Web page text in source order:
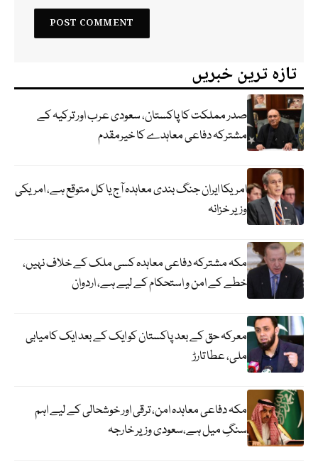
تازہ ترین خبریں
صدر مملکت کا پاکستان، سعودی عرب اور ترکیہ کے
مشترکہ دفاعی معاہدے کا خیرمقدم
امریکا ایران جنگ بندی معاہدہ آج یا کل متوقع ہے، امریکی
وزیر خزانہ
مکہ مشترکہ دفاعی معاہدہ کسی ملک کے خلاف نہیں،
خطے کے امن و استحکام کے لیے ہے، اردوان
معرکہ حق کے بعد پاکستان کو ایک کے بعد ایک کامیابی
ملی، عطا تارڑ
مکہ دفاعی معاہدہ امن، ترقی اور خوشحالی کے لیے اہم
سنگِ میل ہے،سعودی وزیر خارجہ